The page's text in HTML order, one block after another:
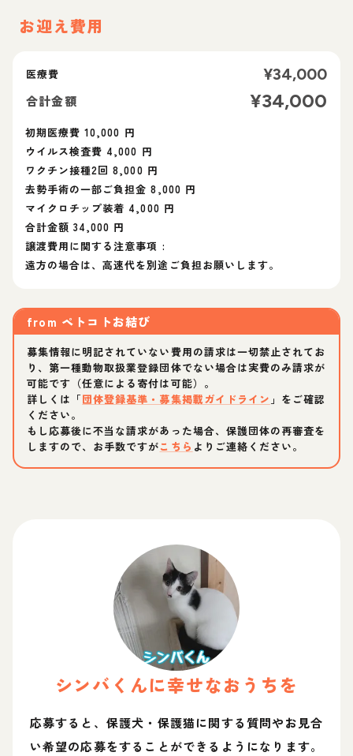
お迎え費用
医療費 ¥34,000
合計金額 ¥34,000
初期医療費 10,000 円
ウイルス検査費 4,000 円
ワクチン接種2回 8,000 円
去勢手術の一部ご負担金 8,000 円
マイクロチップ装着 4,000 円
合計金額 34,000 円
譲渡費用に関する注意事項 :
遠方の場合は、高速代を別途ご負担お願いします。
from ペトコトお結び
募集情報に明記されていない費用の請求は一切禁止されてお
り、第一種動物取扱業登録団体でない場合は実費のみ請求が
可能です（任意による寄付は可能）。
詳しくは「団体登録基準・募集掲載ガイドライン 」をご確認
ください。
もし応募後に不当な請求があった場合、保護団体の再審査を
しますので、お手数ですがこちら よりご連絡ください。
シンバ くんに幸せなおうちを
応募すると、保護犬・保護猫に関する質問やお見合
い希望の応募をすることができるようになります。